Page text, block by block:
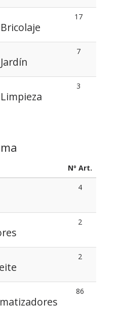
17
7
3
Nº Art.
4
2
2
86